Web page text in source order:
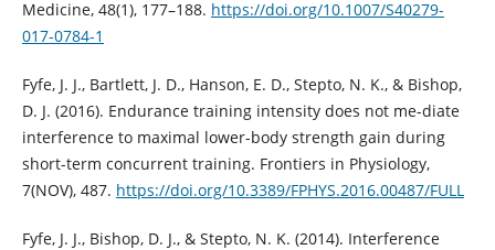
Medicine, 48(1), 177–188. https://doi.org/10.1007/S40279-
017-0784-1
Fyfe, J. J., Bartlett, J. D., Hanson, E. D., Stepto, N. K., & Bishop,
D. J. (2016). Endurance training intensity does not me-diate
interference to maximal lower-body strength gain during
short-term concurrent training. Frontiers in Physiology,
7(NOV), 487. https://doi.org/10.3389/FPHYS.2016.00487/FULL
Fyfe, J. J., Bishop, D. J., & Stepto, N. K. (2014). Interference